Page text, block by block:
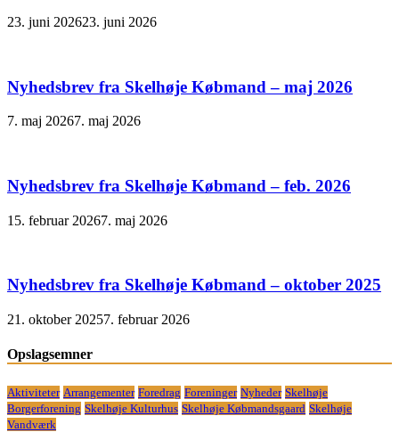
23. juni 202623. juni 2026
Nyhedsbrev fra Skelhøje Købmand – maj 2026
7. maj 20267. maj 2026
Nyhedsbrev fra Skelhøje Købmand – feb. 2026
15. februar 20267. maj 2026
Nyhedsbrev fra Skelhøje Købmand – oktober 2025
21. oktober 20257. februar 2026
Opslagsemner
Aktiviteter Arrangementer Foredrag Foreninger Nyheder Skelhøje
Borgerforening Skelhøje Kulturhus Skelhøje Købmandsgaard Skelhøje
Vandværk